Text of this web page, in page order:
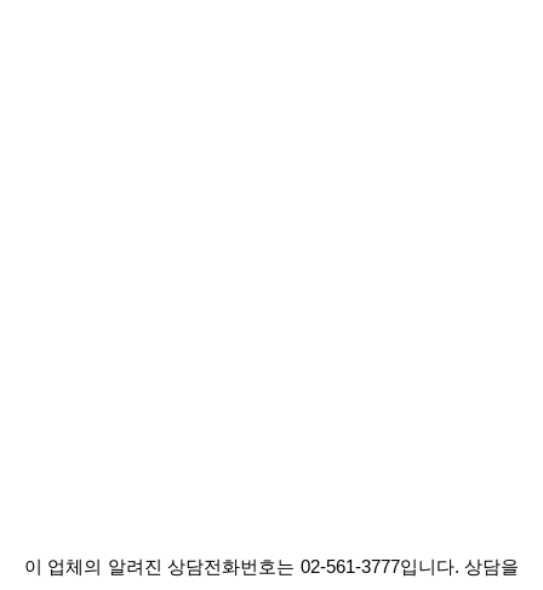
이 업체의 알려진 상담전화번호는 02-561-3777입니다. 상담을